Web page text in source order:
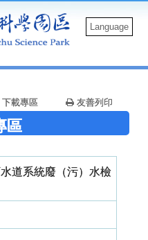
Language
下載專區 友善列印
區
道系統廢（污）水檢